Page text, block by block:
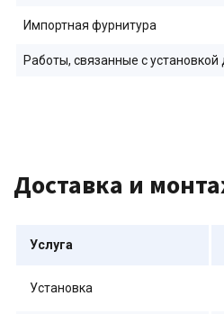
Импортная фурнитура
Работы, связанные с установкой
Доставка и
Услуга
Установка